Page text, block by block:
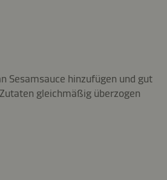
Sesamsauce hinzufügen und gut
gleichmäßig überzogen